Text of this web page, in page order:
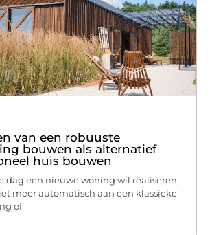
van een robuuste
bouwen als alternatief
huis bouwen
dag een nieuwe woning wil realiseren,
meer automatisch aan een klassieke
of